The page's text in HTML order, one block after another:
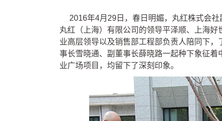
2016年4月29日，春日明媚，丸红株式会
丸红（上海）有限公司的领导平泽顺、上海
业高层领导以及销售部工程部负责人陪同下
事长雪晓通、副董事长薛晓路一起种下象征
业广场项目，均留下了深刻印象。